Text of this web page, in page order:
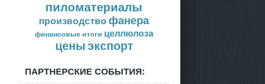
пиломатериалы
производство фанера
финансовые итоги целлюлоза
цены экспорт
ПАРТНЕРСКИЕ СОБЫТИЯ: